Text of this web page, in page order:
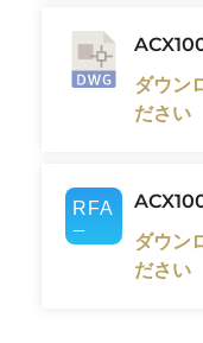
ダウン
ださい
ダウン
ださい